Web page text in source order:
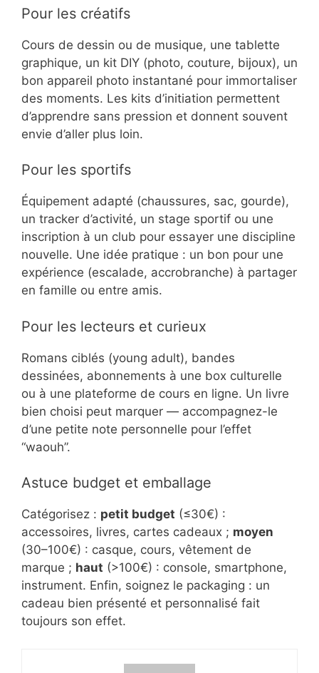
Pour les créatifs
Cours de dessin ou de musique, une tablette
graphique, un kit DIY (photo, couture, bijoux), un
bon appareil photo instantané pour immortaliser
des moments. Les kits d’initiation permettent
d’apprendre sans pression et donnent souvent
envie d’aller plus loin.
Pour les sportifs
Équipement adapté (chaussures, sac, gourde),
un tracker d’activité, un stage sportif ou une
inscription à un club pour essayer une discipline
nouvelle. Une idée pratique : un bon pour une
expérience (escalade, accrobranche) à partager
en famille ou entre amis.
Pour les lecteurs et curieux
Romans ciblés (young adult), bandes
dessinées, abonnements à une box culturelle
ou à une plateforme de cours en ligne. Un livre
bien choisi peut marquer — accompagnez-le
d’une petite note personnelle pour l’effet
“waouh”.
Astuce budget et emballage
Catégorisez : petit budget (≤30€) :
accessoires, livres, cartes cadeaux ; moyen
(30–100€) : casque, cours, vêtement de
marque ; haut (>100€) : console, smartphone,
instrument. Enfin, soignez le packaging : un
cadeau bien présenté et personnalisé fait
toujours son effet.